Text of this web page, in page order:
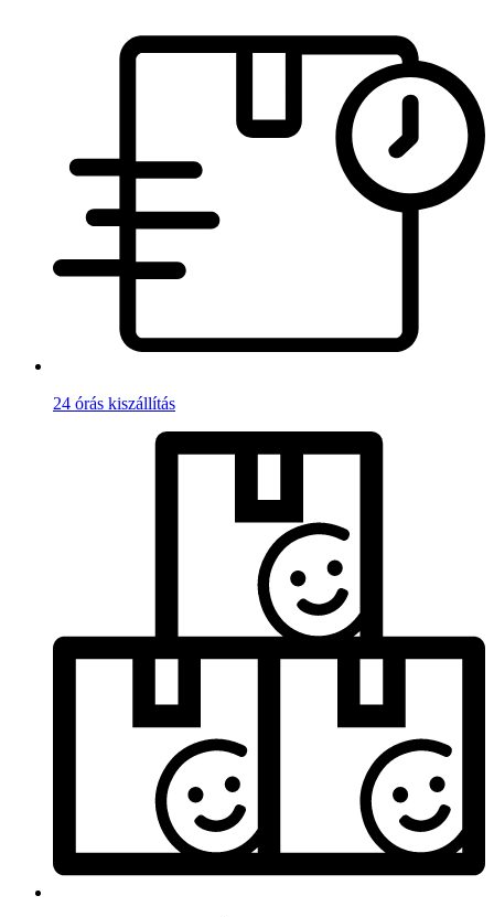
24 órás kiszállítás